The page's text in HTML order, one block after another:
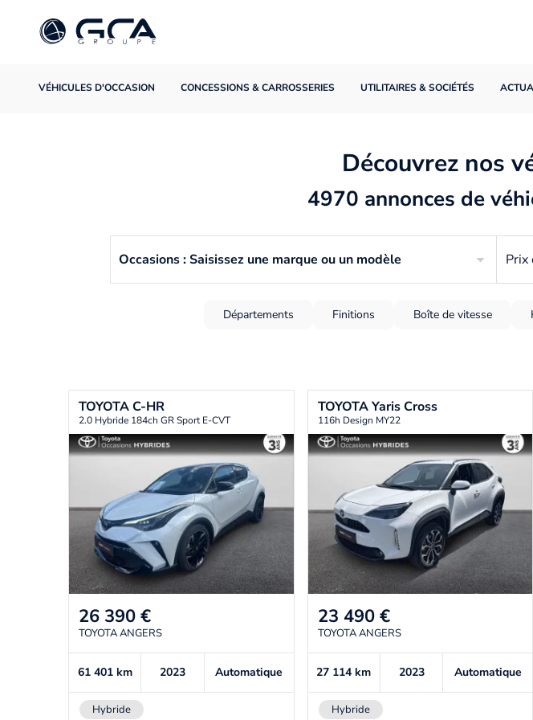
VÉHICULES D'OCCASION CONCESSIONS & CARROSSERIES UTILITAIRES & SOCIÉTÉS
Découvrez nos
4970 annonces de
Occasions : Saisissez une marque ou un modèle Prix
Départements Finitions Boîte de vitesse
TOYOTAC-HR
2.0 Hybride 184ch GR Sport E-CVT
26 390 €
TOYOTA ANGERS
61 401 km 2023 Automatique
Hybride
TOYOTAYaris Cross
116h Design MY22
23 490 €
TOYOTA ANGERS
27 114km 2023 Automatique
Hybride